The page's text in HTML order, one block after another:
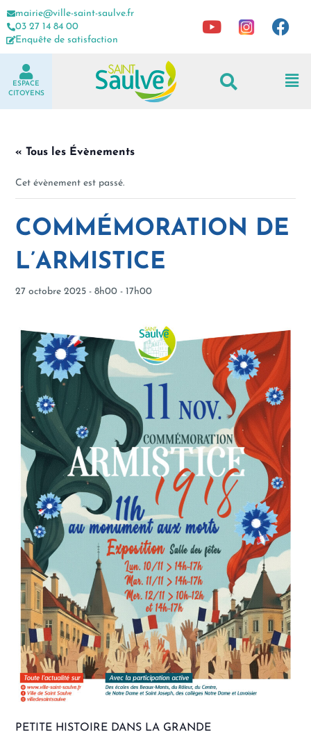
mairie@ville-saint-saulve.fr
03 27 14 84 00
Enquête de satisfaction
ESPACE
CITOYENS
« Tous les Évènements
Cet évènement est passé.
COMMÉMORATION DE
L’ARMISTICE
27 octobre 2025 - 8h00 -17h00
PETITE HISTOIRE DANS LA GRANDE